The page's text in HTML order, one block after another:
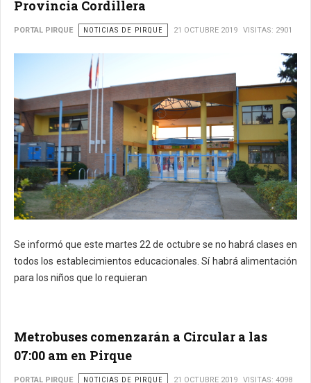
Provincia Cordillera
PORTAL PIRQUE NOTICIAS DE PIRQUE 21 OCTUBRE 2019 VISITAS: 2901
Se informó que este martes 22 de octubre se no habrá clases en
todos los establecimientos educacionales. Sí habrá alimentación
para los niños que lo requieran
Metrobuses comenzarán a Circular a las
07:00 am en Pirque
PORTAL PIRQUE NOTICIAS DE PIRQUE 21 OCTUBRE 2019 VISITAS: 4098